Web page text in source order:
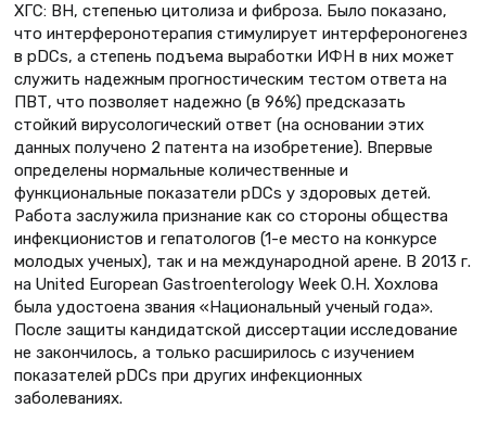
ХГС: ВН, степенью цитолиза и фиброза. Было показано,
что интерферонотерапия стимулирует интерфероногенез
в pDCs, а степень подъема выработки ИФН в них может
служить надежным прогностическим тестом ответа на
ПВТ, что позволяет надежно (в 96%) предсказать
стойкий вирусологический ответ (на основании этих
данных получено 2 патента на изобретение). Впервые
определены нормальные количественные и
функциональные показатели pDCs у здоровых детей.
Работа заслужила признание как со стороны общества
инфекционистов и гепатологов (1-е место на конкурсе
молодых ученых), так и на международной арене. В 2013 г.
на United European Gastroenterology Week О.Н. Хохлова
была удостоена звания «Национальный ученый года».
После защиты кандидатской диссертации исследование
не закончилось, а только расширилось с изучением
показателей pDCs при других инфекционных
заболеваниях.